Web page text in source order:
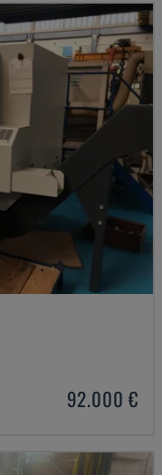
92.000 €